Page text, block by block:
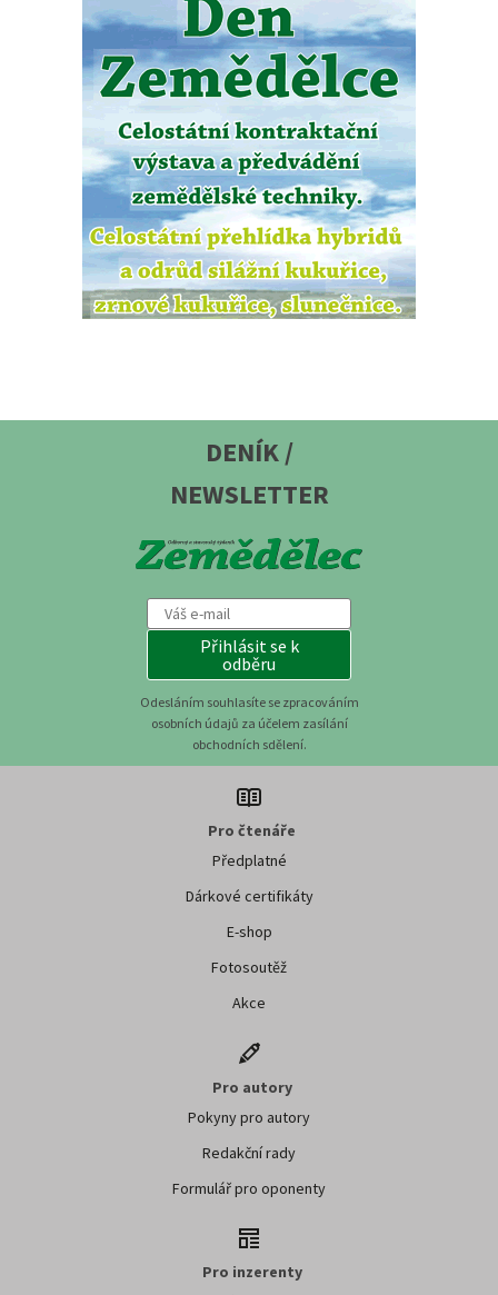
DENÍK /
NEWSLETTER
Přihlásit se k
odběru
Odesláním souhlasíte se zpracováním
osobních údajů za účelem zasílání
obchodních sdělení.
Pro čtenáře
Předplatné
Dárkové certifikáty
E-shop
Fotosoutěž
Akce
Pro autory
Pokyny pro autory
Redakční rady
Formulář pro oponenty
Pro inzerenty